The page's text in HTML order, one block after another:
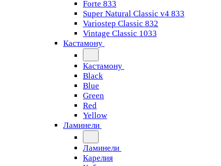
Forte 833
Super Natural Classic v4 833
Variostep Classic 832
Vintage Classic 1033
Кастамону
Кастамону
Black
Blue
Green
Red
Yellow
Ламинели
Ламинели
Карелия